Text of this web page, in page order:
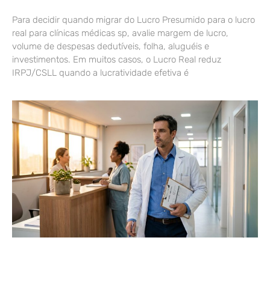
Para decidir quando migrar do Lucro Presumido para o lucro
real para clínicas médicas sp, avalie margem de lucro,
volume de despesas dedutíveis, folha, aluguéis e
investimentos. Em muitos casos, o Lucro Real reduz
IRPJ/CSLL quando a lucratividade efetiva é